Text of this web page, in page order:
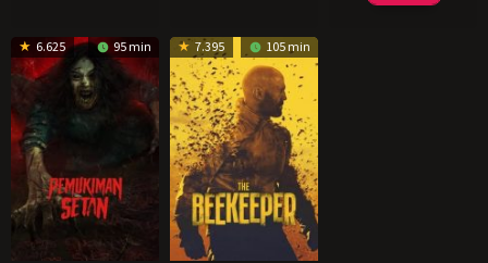
6.625 95 min 7.395 105 min